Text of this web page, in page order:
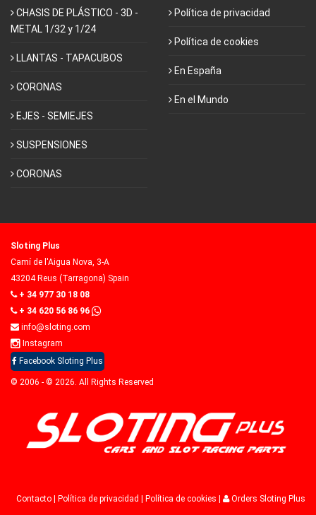
CHASIS DE PLÁSTICO - 3D -
METAL 1/32 y 1/24
LLANTAS - TAPACUBOS
CORONAS
EJES - SEMIEJES
SUSPENSIONES
CORONAS
Política de privacidad
Política de cookies
En España
En el Mundo
Sloting Plus
Camí de l'Aigua Nova, 3-A
43204 Reus (Tarragona) Spain
+ 34 977 30 18 08
+ 34 620 56 86 96
info@sloting.com
Instagram
Facebook Sloting Plus
© 2006 - © 2026. All Rights Reserved
Contacto | Política de privacidad | Política de cookies | Orders Sloting Plus